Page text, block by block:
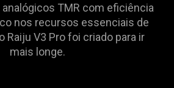
TMR com eficiência
nos recursos essenciais de
Raiju V3 Pro foi criado para ir
mais longe.